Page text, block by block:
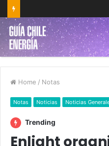
Home / Notas
Notas Noticias Noticias
Trending
Enlight